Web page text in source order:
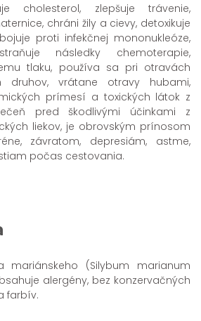
cholesterol, zlepšuje trávenie,
chráni žily a cievy, detoxikuje
proti infekčnej mononukleóze,
následky chemoterapie,
tlaku, používa sa pri otravách
druhov, vrátane otravy hubami,
prímesí a toxických látok z
pred škodlivými účinkami z
liekov, je obrovským prínosom
závratom, depresiám, astme,
počas cestovania.
mariánskeho (Silybum marianum
alergény, bez konzervačných
farbív.